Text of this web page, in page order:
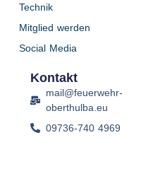
Technik
Mitglied werden
Social Media
Kontakt
mail@feuerwehr-
oberthulba.eu
09736-740 4969